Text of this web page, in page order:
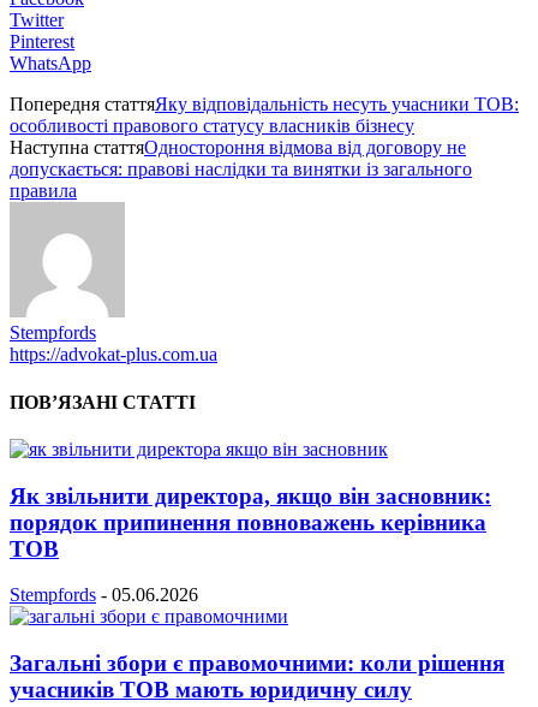
Twitter
Pinterest
WhatsApp
Попередня статтяЯку відповідальність несуть учасники ТОВ:
особливості правового статусу власників бізнесу
Наступна статтяОдностороння відмова від договору не
допускається: правові наслідки та винятки із загального
правила
Stempfords
https://advokat-plus.com.ua
ПОВ’ЯЗАНІ СТАТТІ
Як звільнити директора, якщо він засновник:
порядок припинення повноважень керівника
ТОВ
Stempfords - 05.06.2026
Загальні збори є правомочними: коли рішення
учасників ТОВ мають юридичну силу